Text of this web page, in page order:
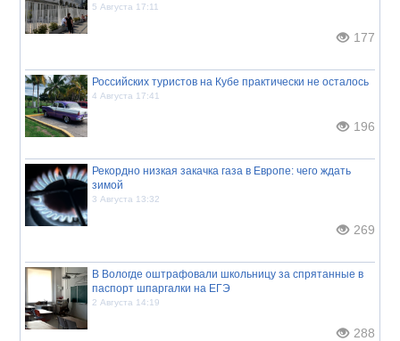
5 Августа 17:11
177
Российских туристов на Кубе практически не осталось
4 Августа 17:41
196
Рекордно низкая закачка газа в Европе: чего ждать
зимой
3 Августа 13:32
269
В Вологде оштрафовали школьницу за спрятанные в
паспорт шпаргалки на ЕГЭ
2 Августа 14:19
288